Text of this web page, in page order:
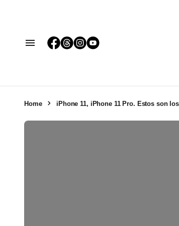
Home iPhone 11, iPhone 11 Pro. Estos son